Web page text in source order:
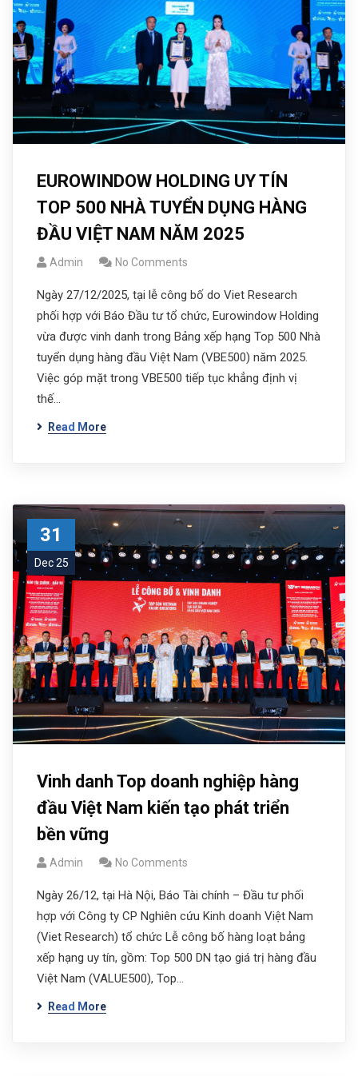
EUROWINDOW HOLDING UY TÍN
TOP 500 NHÀ TUYỂN DỤNG HÀNG
ĐẦU VIỆT NAM NĂM 2025
Admin No Comments
Ngày 27/12/2025, tại lễ công bố do Viet Research
phối hợp với Báo Đầu tư tổ chức, Eurowindow Holding
vừa được vinh danh trong Bảng xếp hạng Top 500 Nhà
tuyển dụng hàng đầu Việt Nam (VBE500) năm 2025.
Việc góp mặt trong VBE500 tiếp tục khẳng định vị
thế…
Read More
31
Dec 25
Vinh danh Top doanh nghiệp hàng
đầu Việt Nam kiến tạo phát triển
bền vững
Admin No Comments
Ngày 26/12, tại Hà Nội, Báo Tài chính – Đầu tư phối
hợp với Công ty CP Nghiên cứu Kinh doanh Việt Nam
(Viet Research) tổ chức Lễ công bố hàng loạt bảng
xếp hạng uy tín, gồm: Top 500 DN tạo giá trị hàng đầu
Việt Nam (VALUE500), Top…
Read More